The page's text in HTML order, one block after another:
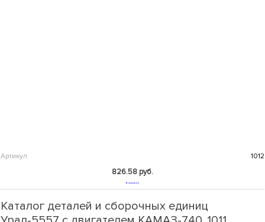
Артикул 1012
826.58 руб.
В корзину
Каталог деталей и сборочных единиц